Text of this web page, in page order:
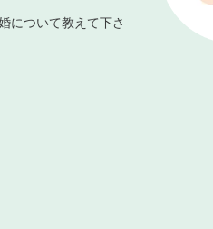
について教えて下さ